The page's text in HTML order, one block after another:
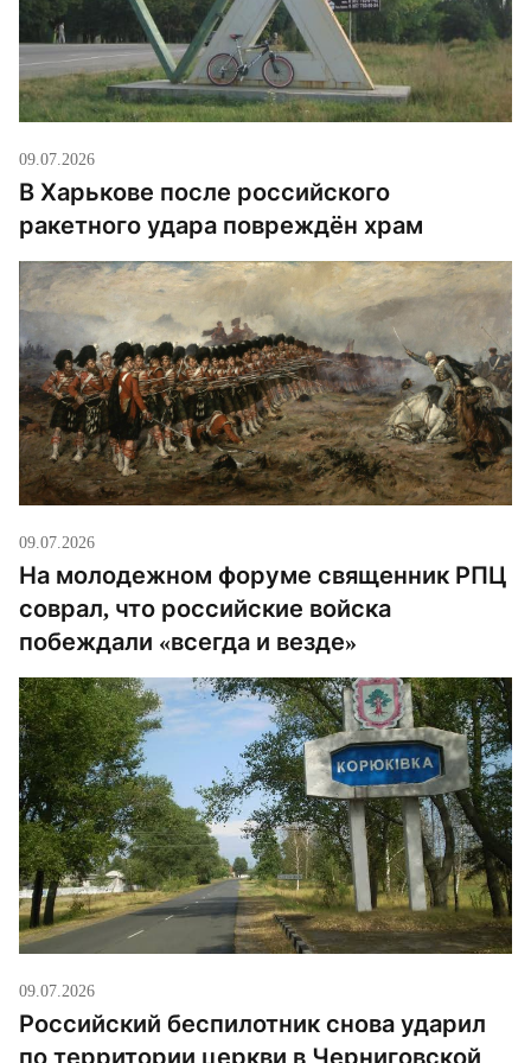
09.07.2026
В Харькове после российского
ракетного удара повреждён храм
09.07.2026
На молодежном форуме священник РПЦ
соврал, что российские войска
побеждали «всегда и везде»
09.07.2026
Российский беспилотник снова ударил
по территории церкви в Черниговской